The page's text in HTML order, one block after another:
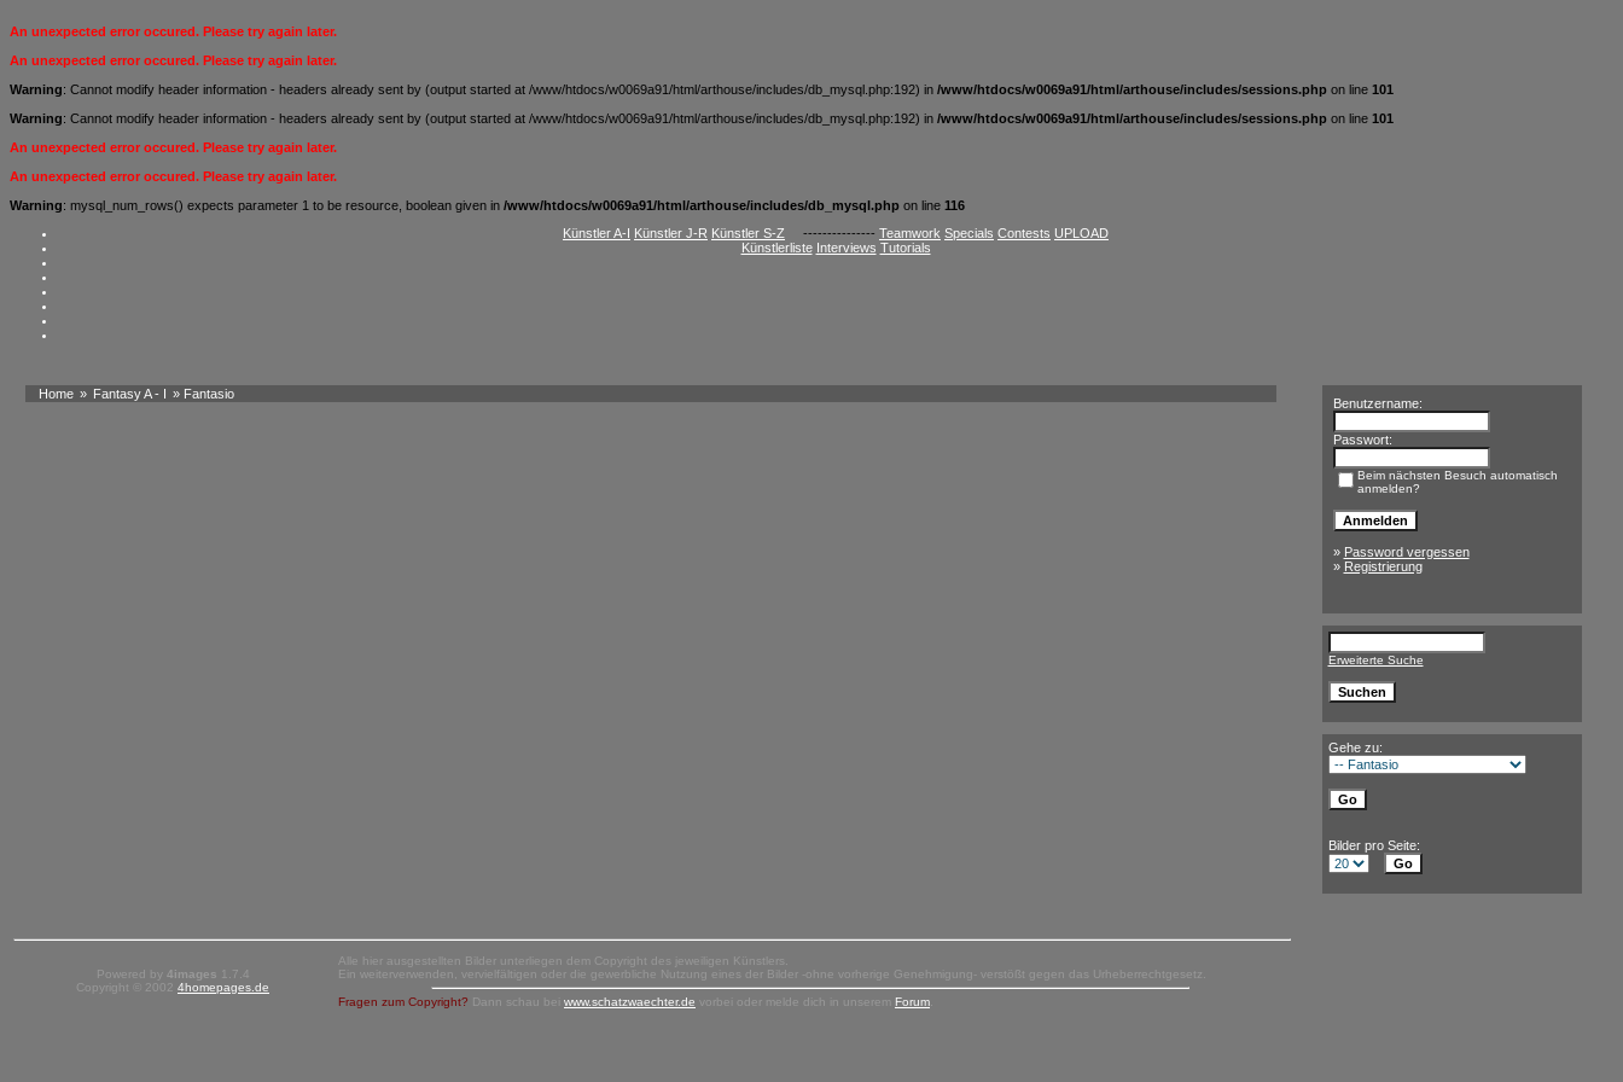
An unexpected error occured. Please try again later.
An unexpected error occured. Please try again later.
Warning: Cannot modify header information - headers already sent by (output started at /www/htdocs/w0069a91/html/arthouse/includes/db_mysql.php:192) in /www/htdocs/w0069a91/html/arthouse/includes/sessions.php on line 101
Warning: Cannot modify header information - headers already sent by (output started at /www/htdocs/w0069a91/html/arthouse/includes/db_mysql.php:192) in /www/htdocs/w0069a91/html/arthouse/includes/sessions.php on line 101
An unexpected error occured. Please try again later.
An unexpected error occured. Please try again later.
Warning: mysql_num_rows() expects parameter 1 to be resource, boolean given in /www/htdocs/w0069a91/html/arthouse/includes/db_mysql.php on line 116
Künstler A-I Künstler J-R Künstler S-Z --------------- Teamwork Specials Contests UPLOAD
Künstlerliste Interviews Tutorials
Home » Fantasy A - I » Fantasio
Benutzername:
Passwort:
Beim nächsten Besuch automatisch
anmelden?
» Password vergessen
» Registrierung
Erweiterte Suche
Gehe zu:
Bilder pro Seite:
Powered by 4images 1.7.4
Copyright © 2002 4homepages.de
Alle hier ausgestellten Bilder unterliegen dem Copyright des jeweiligen Künstlers.
Ein weiterverwenden, vervielfältigen oder die gewerbliche Nutzung eines der Bilder -ohne vorherige Genehmigung- verstößt gegen das Urheberrechtgesetz.
Fragen zum Copyright? Dann schau bei www.schatzwaechter.de vorbei oder melde dich in unserem Forum